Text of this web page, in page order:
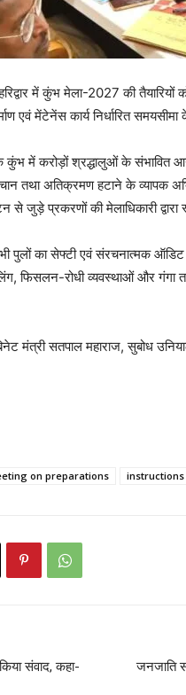
में कुंभ मेला-2027 की
एवं मेंटेनेंस कार्य निर्धारित
कि कुंभ में करोड़ों श्रद्धालुओं के
तथा अतिक्रमण हटाने के व्यापक
जुड़े प्रकरणों की मेलाधिकारी द्वारा
पुलों का सेफ्टी एवं संरचनात्मक
फिसलन-रोधी व्यवस्थाओं और
मंत्री सतपाल महाराज, सुबोध
on preparations
संवाद, कहा-
जनजाति